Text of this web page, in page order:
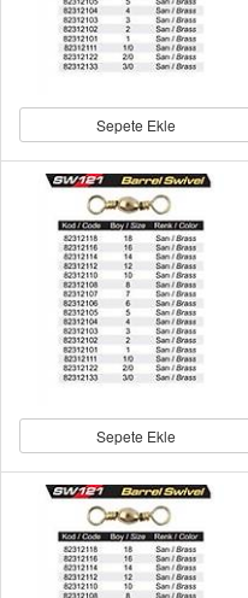
Sepete Ekle
Sepete Ekle